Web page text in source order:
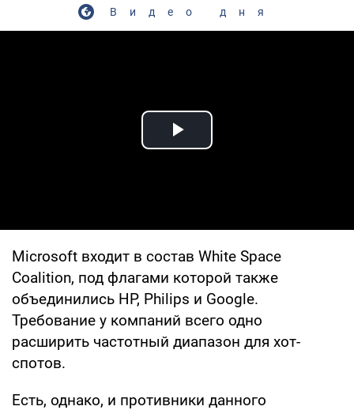
Видео дня
Play Video
Microsoft входит в состав White Space
Coalition, под флагами которой также
объединились HP, Philips и Google.
Требование у компаний всего одно
расширить частотный диапазон для хот-
спотов.
Есть, однако, и противники данного